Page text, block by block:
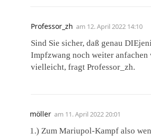
Professor_zh am 12. April 2022 14:10
Sind Sie sicher, daß genau
Impfzwang noch weiter anfachen
vielleicht, fragt Professor_zh.
möller am 11. April 2022 20:01
1.) Zum Mariupol-Kampf also